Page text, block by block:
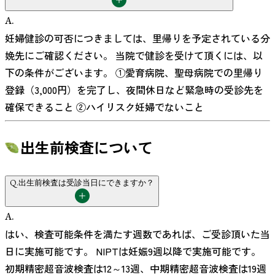
A.
妊婦健診の可否につきましては、里帰りを予定されている分
娩先にご確認ください。 当院で健診を受けて頂くには、以
下の条件がございます。 ①愛育病院、聖母病院での里帰り
登録（3,000円）を完了し、夜間休日など緊急時の受診先を
確保できること ②ハイリスク妊婦でないこと
出生前検査について
Q.出生前検査は受診当日にできますか？
A.
はい、検査可能条件を満たす週数であれば、ご受診頂いた当
日に実施可能です。 NIPTは妊娠9週以降で実施可能です。
初期精密超音波検査は12～13週、中期精密超音波検査は19週